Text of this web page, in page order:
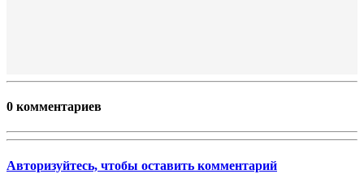
0 комментариев
Авторизуйтесь, чтобы оставить комментарий